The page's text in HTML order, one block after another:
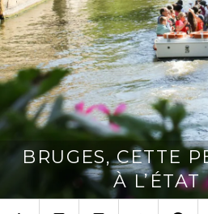
BRUGES, CETTE
À L’ÉTAT
TumblrFacebookInstagramTwitter